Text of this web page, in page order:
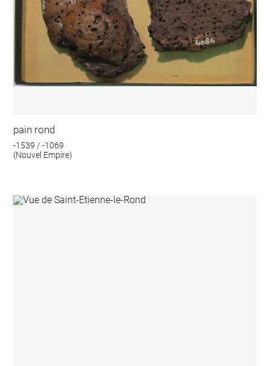
pain rond
-1539 / -1069
(Nouvel Empire)